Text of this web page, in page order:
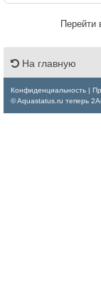
Перейти
На главную
Конфиденциальность
© Aquastatus.ru теперь